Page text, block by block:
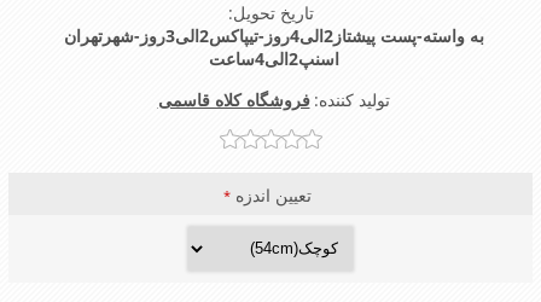
تاریخ تحویل:
به واسته-پست پیشتاز2الی4روز-تیپاکس2الی3روز-شهرتهران
اسنپ2الی4ساعت
تولید کننده: فروشگاه کلاه قاسمی
تعیین اندزه*